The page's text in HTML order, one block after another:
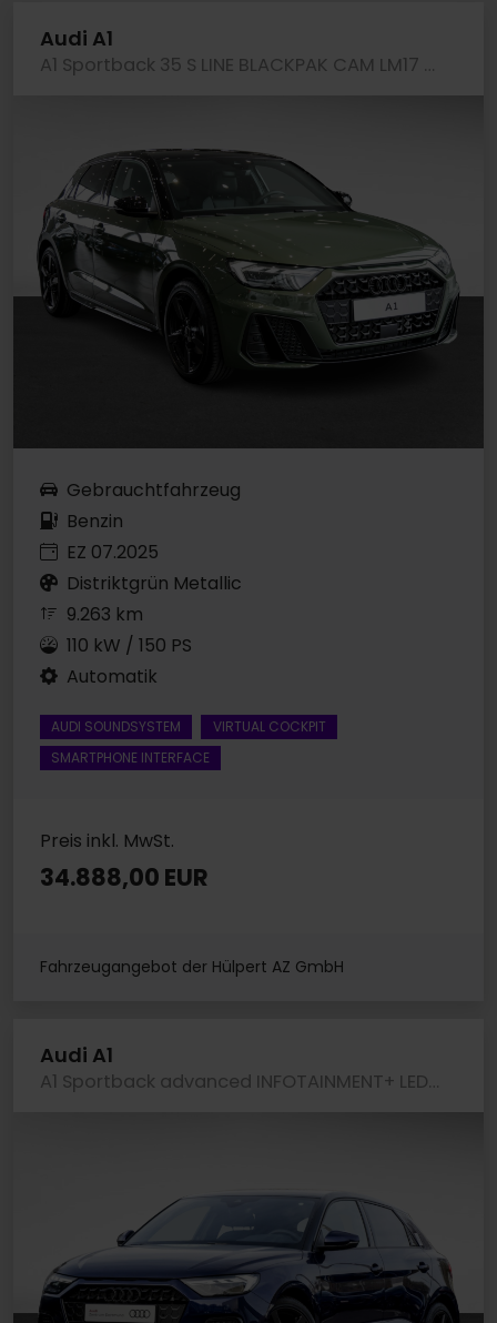
Audi A1
A1 Sportback 35 S LINE BLACKPAK CAM LM17 LED NAVI+
Gebrauchtfahrzeug
Benzin
EZ 07.2025
Distriktgrün Metallic
9.263 km
110 kW / 150 PS
Automatik
AUDI SOUNDSYSTEM
VIRTUAL COCKPIT
SMARTPHONE INTERFACE
Preis inkl. MwSt.
34.888,00 EUR
Fahrzeugangebot der Hülpert AZ GmbH
Audi A1
A1 Sportback advanced INFOTAINMENT+ LED CAM